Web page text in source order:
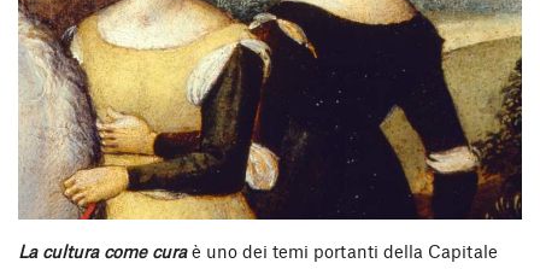
La cultura come curaè uno dei temi portanti della Capitale